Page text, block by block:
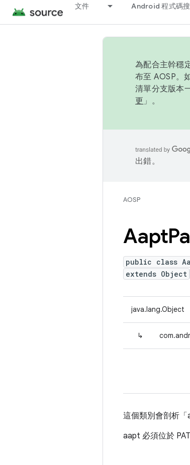
文件 Android 程式碼
為配合主幹穩
布至 AOSP。
清單分支版本
更 」。
出錯。
AOSP
Aapt
public class
extends Object
java.lang.Object
↳
這個類別會剖析「
aapt 必須位於